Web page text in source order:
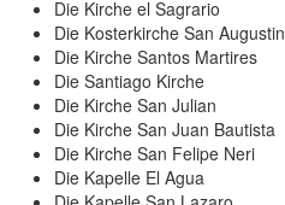
Die Kirche el Sagrario
Die Kosterkirche San Augustin
Die Kirche Santos Martires
Die Santiago Kirche
Die Kirche San Julian
Die Kirche San Juan Bautista
Die Kirche San Felipe Neri
Die Kapelle El Agua